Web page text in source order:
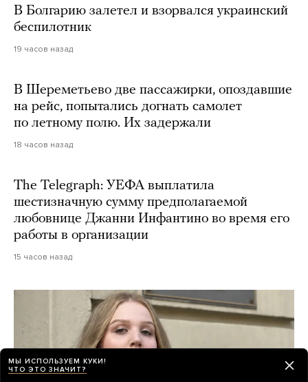
В Болгарию залетел и взорвался украинский
беспилотник
19 часов назад
В Шереметьево две пассажирки, опоздавшие
на рейс, попытались догнать самолет
по летному полю. Их задержали
18 часов назад
The Telegraph: УЕФА выплатила
шестизначную сумму предполагаемой
любовнице Джанни Инфантино во время его
работы в организации
15 часов назад
МЫ ИСПОЛЬЗУЕМ КУКИ!
ЧТО ЭТО ЗНАЧИТ?